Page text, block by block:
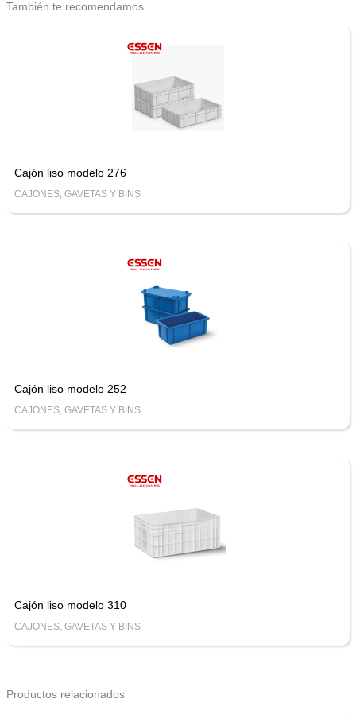
También te recomendamos…
Cajón liso modelo 276
CAJONES, GAVETAS Y BINS
Cajón liso modelo 252
CAJONES, GAVETAS Y BINS
Cajón liso modelo 310
CAJONES, GAVETAS Y BINS
Productos relacionados